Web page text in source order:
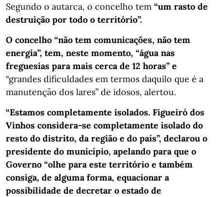
Segundo o autarca, o concelho tem “um rasto de
destruição por todo o território”.
O concelho “não tem comunicações, não tem
energia”, tem, neste momento, “água nas
freguesias para mais cerca de 12 horas” e
“grandes dificuldades em termos daquilo que é a
manutenção dos lares” de idosos, alertou.
“Estamos completamente isolados. Figueiró dos
Vinhos considera-se completamente isolado do
resto do distrito, da região e do país”, declarou o
presidente do município, apelando para que o
Governo “olhe para este território e também
consiga, de alguma forma, equacionar a
possibilidade de decretar o estado de